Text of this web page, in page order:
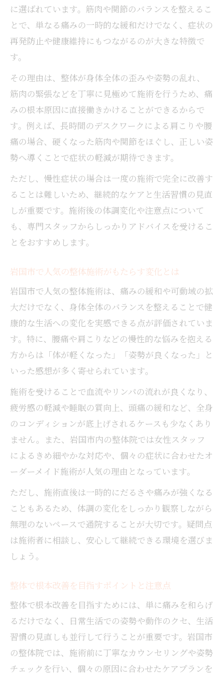
に選ばれています。筋肉や関節のバランスを整えるこ
とで、単なる痛みの一時的な緩和だけでなく、症状の
再発防止や健康維持にもつながるのが大きな特徴で
す。
その理由は、整体が身体全体の歪みや姿勢の乱れ、
筋肉の緊張などを丁寧に見極めて施術を行うため、痛
みの根本原因に直接働きかけることができるからで
す。例えば、長時間のデスクワークによる肩こりや腰
痛の場合、硬くなった筋肉や関節をほぐし、正しい姿
勢へ導くことで症状の軽減が期待できます。
ただし、慢性症状の場合は一度の施術で完全に改善す
ることは難しいため、継続的なケアと生活習慣の見直
しが重要です。施術後の体調変化や注意点について
も、専門スタッフからしっかりアドバイスを受けるこ
とをおすすめします。
岩国市で人気の整体施術がもたらす変化とは
岩国市で人気の整体施術は、痛みの緩和や可動域の拡
大だけでなく、身体全体のバランスを整えることで健
康的な生活への変化を実感できる点が評価されていま
す。特に、腰痛や肩こりなどの慢性的な悩みを抱える
方からは「体が軽くなった」「姿勢が良くなった」と
いった感想が多く寄せられています。
施術を受けることで血流やリンパの流れが良くなり、
疲労感の軽減や睡眠の質向上、頭痛の緩和など、全身
のコンディションが底上げされるケースも少なくあり
ません。また、岩国市内の整体院では女性スタッフ
によるきめ細やかな対応や、個々の症状に合わせたオ
ーダーメイド施術が人気の理由となっています。
ただし、施術直後は一時的にだるさや痛みが強くなる
こともあるため、体調の変化をしっかり観察しながら
無理のないペースで通院することが大切です。疑問点
は施術者に相談し、安心して継続できる環境を選びま
しょう。
整体で根本改善を目指すポイントと注意点
整体で根本改善を目指すためには、単に痛みを和らげ
るだけでなく、日常生活での姿勢や動作のクセ、生活
習慣の見直しも並行して行うことが重要です。岩国市
の整体院では、施術前に丁寧なカウンセリングや姿勢
チェックを行い、個々の原因に合わせたケアプランを